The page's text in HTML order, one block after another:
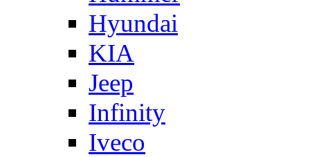
Hyundai
KIA
Jeep
Infinity
Iveco